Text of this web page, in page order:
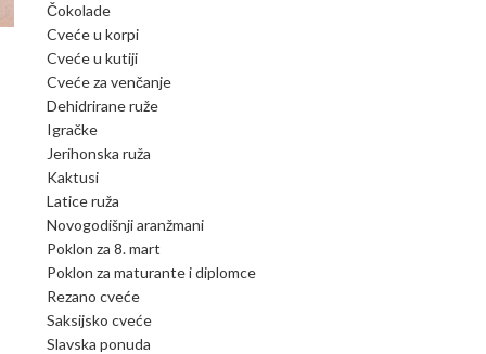
Čokolade
Cveće u korpi
Cveće u kutiji
Cveće za venčanje
Dehidrirane ruže
Igračke
Jerihonska ruža
Kaktusi
Latice ruža
Novogodišnji aranžmani
Poklon za 8. mart
Poklon za maturante i diplomce
Rezano cveće
Saksijsko cveće
Slavska ponuda